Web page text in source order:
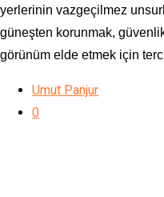
yerlerinin vazgeçilmez
güneşten korunmak,
görünüm elde etmek için
Umut Panjur
0